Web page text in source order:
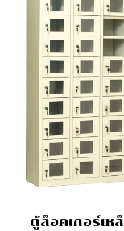
ตู้ล็อคเกอร์เห